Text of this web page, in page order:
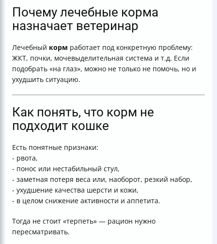
Почему лечебные корма
назначает ветеринар
Лечебный корм работает под конкретную проблему:
ЖКТ, почки, мочевыделительная система и т.д. Если
подобрать «на глаз», можно не только не помочь, но и
ухудшить ситуацию.
Как понять, что корм не
подходит кошке
Есть понятные признаки:
- рвота,
- понос или нестабильный стул,
- заметная потеря веса или, наоборот, резкий набор,
- ухудшение качества шерсти и кожи,
- в целом снижение активности и аппетита.
Тогда не стоит «терпеть» — рацион нужно
пересматривать.